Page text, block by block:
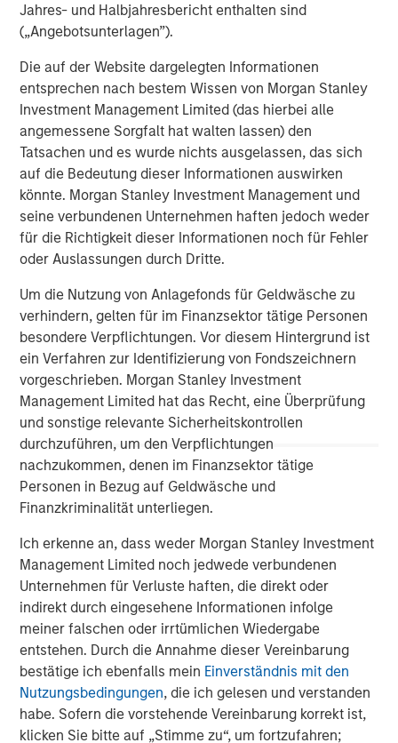
Jahres- und Halbjahresbericht enthalten sind
(„Angebotsunterlagen”).
Die auf der Website dargelegten Informationen
entsprechen nach bestem Wissen von Morgan Stanley
Investment Management Limited (das hierbei alle
angemessene Sorgfalt hat walten lassen) den
Tatsachen und es wurde nichts ausgelassen, das sich
auf die Bedeutung dieser Informationen auswirken
könnte. Morgan Stanley Investment Management und
seine verbundenen Unternehmen haften jedoch weder
für die Richtigkeit dieser Informationen noch für Fehler
oder Auslassungen durch Dritte.
Um die Nutzung von Anlagefonds für Geldwäsche zu
verhindern, gelten für im Finanzsektor tätige Personen
besondere Verpflichtungen. Vor diesem Hintergrund ist
ein Verfahren zur Identifizierung von Fondszeichnern
vorgeschrieben. Morgan Stanley Investment
Management Limited hat das Recht, eine Überprüfung
und sonstige relevante Sicherheitskontrollen
durchzuführen, um den Verpflichtungen
nachzukommen, denen im Finanzsektor tätige
Personen in Bezug auf Geldwäsche und
Finanzkriminalität unterliegen.
Ich erkenne an, dass weder Morgan Stanley Investment
Management Limited noch jedwede verbundenen
Unternehmen für Verluste haften, die direkt oder
indirekt durch eingesehene Informationen infolge
meiner falschen oder irrtümlichen Wiedergabe
entstehen. Durch die Annahme dieser Vereinbarung
bestätige ich ebenfalls mein Einverständnis mit den
Nutzungsbedingungen, die ich gelesen und verstanden
habe. Sofern die vorstehende Vereinbarung korrekt ist,
klicken Sie bitte auf „Stimme zu“, um fortzufahren;
ARTIKEL
The MSIM Quantitative Duration
Strategy Model: A Factor-Based
Approach to Managing Interest Rates
Anton Heese and Matas Vala explore the
Quantitative Duration Strategy Model, one of the
proprietary tools the team uses to enhance their
investment process, as it helps provide structure
relevant and important data.
05-AUG-2026
Diversification does not eliminate the risk of loss.
The views and opinions are those of the author as of the date of
publication and are subject to change at any time due to market
or economic conditions and may not necessarily come to pass.
The views expressed do not reflect the opinions of all
investment personnel at Morgan Stanley Investment
Management (MSIM) and its subsidiaries and affiliates
(collectively the Firm”), and may not be reflected in all the
strategies and products that the Firm offers.
This material is for the benefit of persons whom the Firm
reasonably believes it is permitted to communicate to and
should not be forwarded to any other person without the